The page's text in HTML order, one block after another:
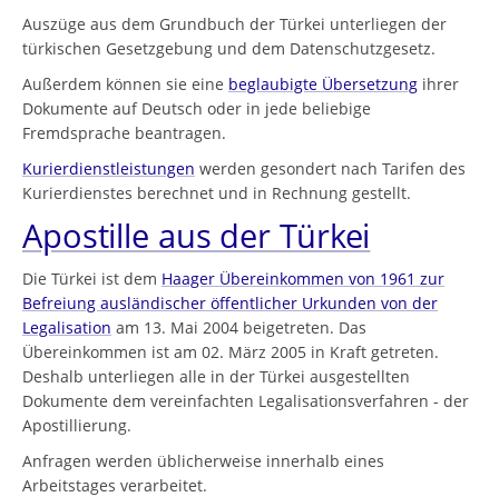
Auszüge aus dem Grundbuch der Türkei unterliegen der
türkischen Gesetzgebung und dem Datenschutzgesetz.
Außerdem können sie eine beglaubigte Übersetzung ihrer
Dokumente auf Deutsch oder in jede beliebige
Fremdsprache beantragen.
Kurierdienstleistungen werden gesondert nach Tarifen des
Kurierdienstes berechnet und in Rechnung gestellt.
Apostille aus der Türkei
Die Türkei ist dem Haager Übereinkommen von 1961 zur
Befreiung ausländischer öffentlicher Urkunden von der
Legalisation am 13. Mai 2004 beigetreten. Das
Übereinkommen ist am 02. März 2005 in Kraft getreten.
Deshalb unterliegen alle in der Türkei ausgestellten
Dokumente dem vereinfachten Legalisationsverfahren - der
Apostillierung.
Anfragen werden üblicherweise innerhalb eines
Arbeitstages verarbeitet.